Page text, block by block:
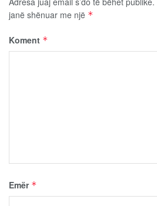
janë shënuar me një *
Koment *
Emër *